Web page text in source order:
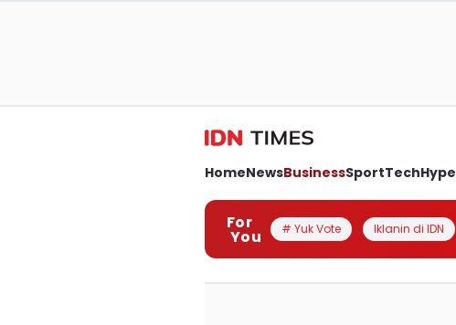
HomeNewsBusinessSportTechHype
For
You # Yuk Vote Iklanin di IDN